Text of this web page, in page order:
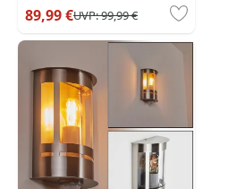
89,99 €UVP:99,99 €